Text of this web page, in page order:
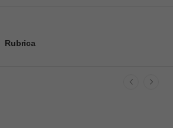
Rubrica